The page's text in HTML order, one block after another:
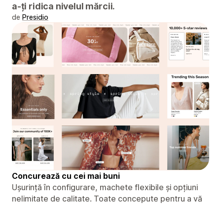
a-ți ridica nivelul mărcii.
de Presidio
Concurează cu cei mai buni
Ușurință în configurare, machete flexibile și opțiuni
nelimitate de calitate. Toate concepute pentru a vă